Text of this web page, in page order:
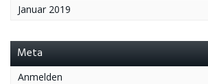
Januar 2019
Meta
Anmelden